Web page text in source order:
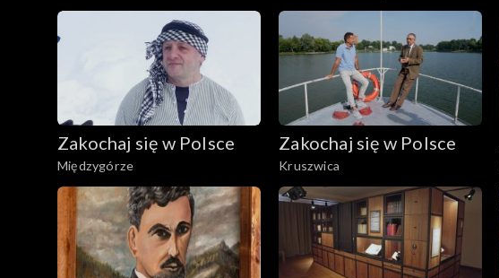
Zakochaj się w Polsce
Międzygórze
Zakochaj się w Polsce
Kruszwica